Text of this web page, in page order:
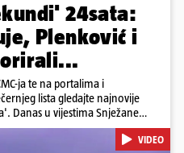
24sata:
Plenković i
ja te na portalima i
lista gledajte najnovije
Danas u vijestima Snježane
Oluje, a pažnju je
Milanovića i premijeraVIDEO